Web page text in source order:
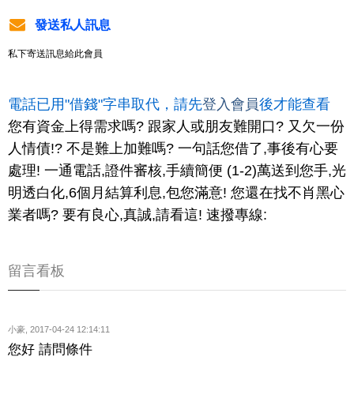
發送私人訊息
私下寄送訊息給此會員
電話已用"借錢"字串取代，請先登入會員後才能查看
您有資金上得需求嗎? 跟家人或朋友難開口? 又欠一份
人情債!? 不是難上加難嗎? 一句話您借了,事後有心要
處理! 一通電話,證件審核,手續簡便 (1-2)萬送到您手,光
明透白化,6個月結算利息,包您滿意! 您還在找不肖黑心
業者嗎? 要有良心,真誠,請看這! 速撥專線:
留言看板
小豪 2017-04-24 12:14:11
您好 請問條件